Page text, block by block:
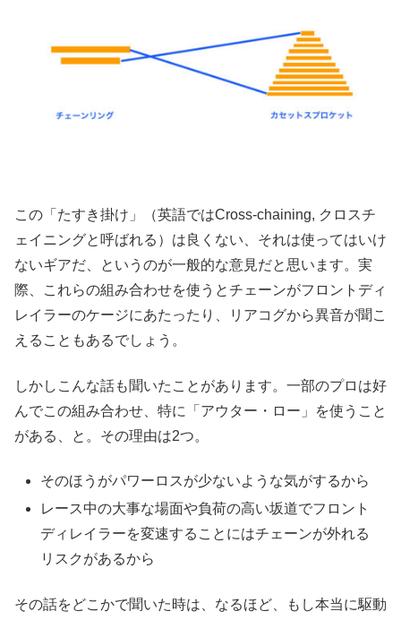
この「たすき掛け」（英語ではCross-chaining, クロスチ
ェイニングと呼ばれる）は良くない、それは使ってはいけ
ないギアだ、というのが一般的な意見だと思います。実
際、これらの組み合わせを使うとチェーンがフロントディ
レイラーのケージにあたったり、リアコグから異音が聞こ
えることもあるでしょう。
しかしこんな話も聞いたことがあります。一部のプロは好
んでこの組み合わせ、特に「アウター・ロー」を使うこと
がある、と。その理由は2つ。
そのほうがパワーロスが少ないような気がするから
レース中の大事な場面や負荷の高い坂道でフロント
ディレイラーを変速することにはチェーンが外れる
リスクがあるから
その話をどこかで聞いた時は、なるほど、もし本当に駆動